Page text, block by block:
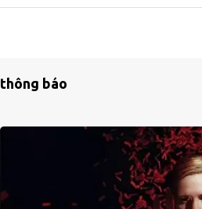
thông báo